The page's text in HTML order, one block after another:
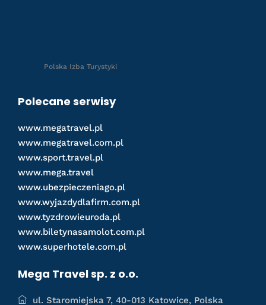
Polska Izba Turystyki
Polecane serwisy
www.megatravel.pl
www.megatravel.com.pl
www.sport.travel.pl
www.mega.travel
www.ubezpieczeniago.pl
www.wyjazdydlafirm.com.pl
www.tyzdrowieuroda.pl
www.biletynasamolot.com.pl
www.superhotele.com.pl
Mega Travel sp. z o.o.
ul. Staromiejska 7, 40-013 Katowice, Polska